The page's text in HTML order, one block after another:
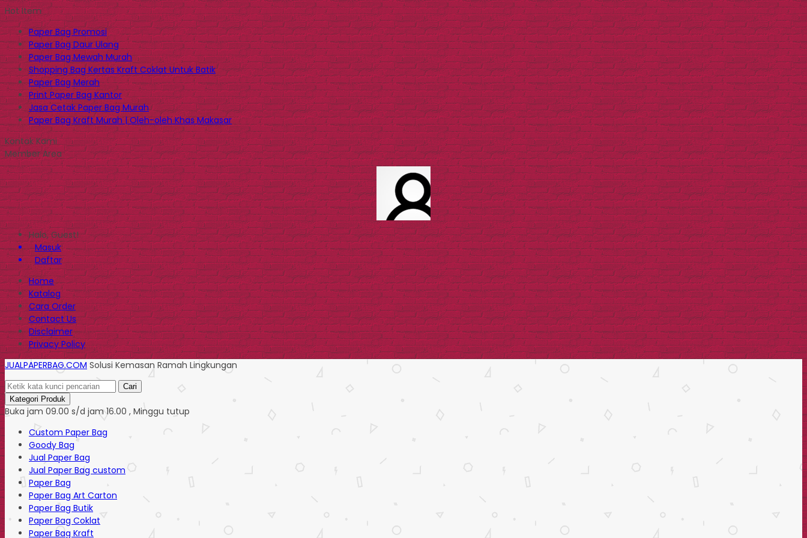
Hot Item
Paper Bag Promosi
Paper Bag Daur Ulang
Paper Bag Mewah Murah
Shopping Bag Kertas Kraft Coklat Untuk Batik
Paper Bag Merah
Print Paper Bag Kantor
Jasa Cetak Paper Bag Murah
Paper Bag Kraft Murah | Oleh-oleh Khas Makasar
Kontak Kami
Member Area
Halo, Guest!
Masuk
Daftar
Home
Katalog
Cara Order
Contact Us
Disclaimer
Privacy Policy
JUALPAPERBAG.COM Solusi Kemasan Ramah Lingkungan
Cari
Kategori Produk
Buka jam 09.00 s/d jam 16.00 , Minggu tutup
Custom Paper Bag
Goody Bag
Jual Paper Bag
Jual Paper Bag custom
Paper Bag
Paper Bag Art Carton
Paper Bag Butik
Paper Bag Coklat
Paper Bag Kraft